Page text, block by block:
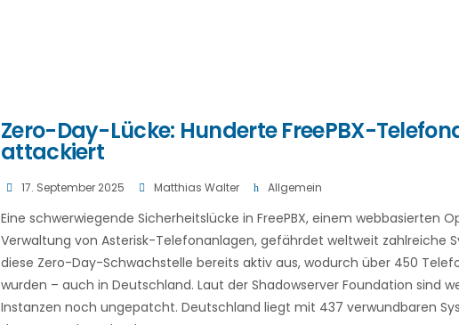
Zero-Day-Lücke: Hunderte FreePBX-
attackiert
17. September 2025 Matthias Walter Allgemein
Eine schwerwiegende Sicherheitslücke in FreePBX, einem webbasierten
Verwaltung von Asterisk-Telefonanlagen, gefährdet weltweit zahlreiche
diese Zero-Day-Schwachstelle bereits aktiv aus, wodurch über 450
wurden – auch in Deutschland. Laut der Shadowserver Foundation sind
Instanzen noch ungepatcht. Deutschland liegt mit 437 verwundbaren